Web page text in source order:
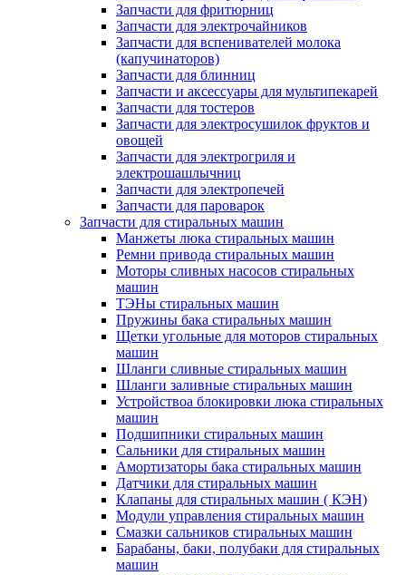
Запчасти для фритюрниц
Запчасти для электрочайников
Запчасти для вспенивателей молока
(капучинаторов)
Запчасти для блинниц
Запчасти и аксессуары для мультипекарей
Запчасти для тостеров
Запчасти для электросушилок фруктов и
овощей
Запчасти для электрогриля и
электрошашлычниц
Запчасти для электропечей
Запчасти для пароварок
Запчасти для стиральных машин
Манжеты люка стиральных машин
Ремни привода стиральных машин
Моторы сливных насосов стиральных
машин
ТЭНы стиральных машин
Пружины бака стиральных машин
Щетки угольные для моторов стиральных
машин
Шланги сливные стиральных машин
Шланги заливные стиральных машин
Устройствоа блокировки люка стиральных
машин
Подшипники стиральных машин
Сальники для стиральных машин
Амортизаторы бака стиральных машин
Датчики для стиральных машин
Клапаны для стиральных машин ( КЭН)
Модули управления стиральных машин
Смазки сальников стиральных машин
Барабаны, баки, полубаки для стиральных
машин